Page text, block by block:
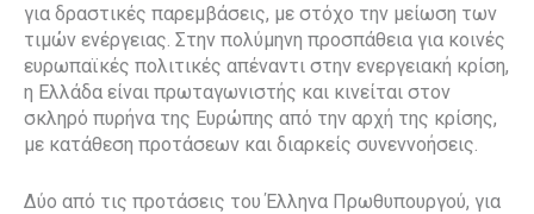
για δραστικές παρεμβάσεις, με στόχο την μείωση των
τιμών ενέργειας. Στην πολύμηνη προσπάθεια για κοινές
ευρωπαϊκές πολιτικές απέναντι στην ενεργειακή κρίση,
η Ελλάδα είναι πρωταγωνιστής και κινείται στον
σκληρό πυρήνα της Ευρώπης από την αρχή της κρίσης,
με κατάθεση προτάσεων και διαρκείς συνεννοήσεις.
Δύο από τις προτάσεις του Έλληνα Πρωθυπουργού, για